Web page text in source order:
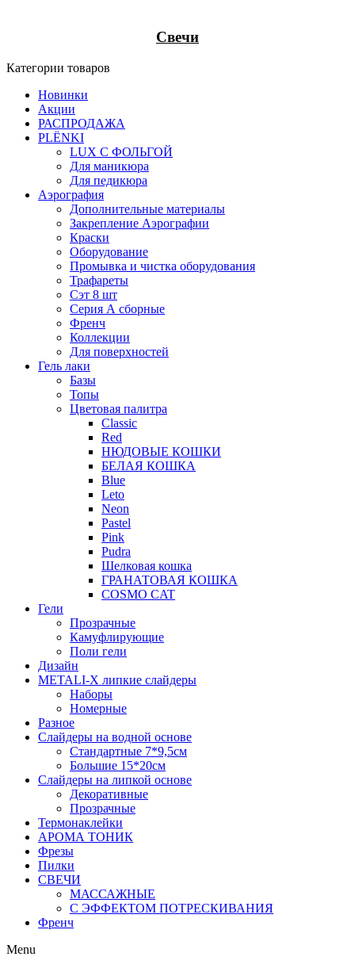
Свечи
Категории товаров
Новинки
Акции
РАСПРОДАЖА
PLЁNKI
LUX С ФОЛЬГОЙ
Для маникюра
Для педикюра
Аэрография
Дополнительные материалы
Закрепление Аэрографии
Краски
Оборудование
Промывка и чистка оборудования
Трафареты
Сэт 8 шт
Серия А сборные
Френч
Коллекции
Для поверхностей
Гель лаки
Базы
Топы
Цветовая палитра
Classic
Red
НЮДОВЫЕ КОШКИ
БЕЛАЯ КОШКА
Blue
Leto
Neon
Pastel
Pink
Pudra
Шелковая кошка
ГРАНАТОВАЯ КОШКА
COSMO CAT
Гели
Прозрачные
Камуфлирующие
Поли гели
Дизайн
METALI-X липкие слайдеры
Наборы
Номерные
Разное
Слайдеры на водной основе
Стандартные 7*9,5см
Большие 15*20см
Слайдеры на липкой основе
Декоративные
Прозрачные
Термонаклейки
АРОМА ТОНИК
Фрезы
Пилки
СВЕЧИ
МАССАЖНЫЕ
С ЭФФЕКТОМ ПОТРЕСКИВАНИЯ
Френч
Menu